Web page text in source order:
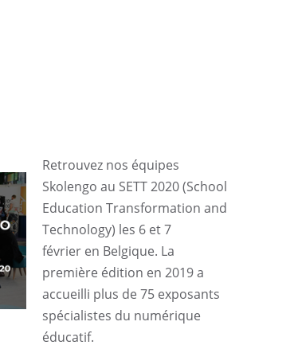
Retrouvez nos équipes
Skolengo au SETT 2020 (School
Education Transformation and
Technology) les 6 et 7
février en Belgique. La
première édition en 2019 a
accueilli plus de 75 exposants
spécialistes du numérique
éducatif.